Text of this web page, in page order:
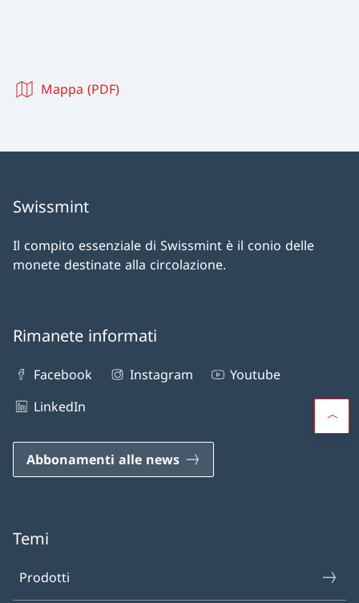
Mappa (PDF)
Swissmint
Il compito essenziale di Swissmint è il conio delle
monete destinate alla circolazione.
Rimanete informati
Facebook Instagram
Youtube
LinkedIn
Abbonamenti alle news
Temi
Prodotti